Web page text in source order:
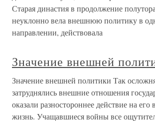
Старая династия в продолжение
неуклонно вела внешнюю политику в
направлении, действовала
Значение внешней
Значение внешней политики Так
затруднялись внешние отношения
оказали разностороннее действие на
жизнь. Учащавшиеся войны все